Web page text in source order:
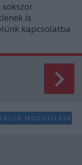
is
kapcsolatba
MÓDOSÍTÁSA